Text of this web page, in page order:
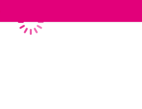
Caricamento